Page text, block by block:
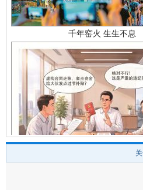
揭开“小金库”的免责幌